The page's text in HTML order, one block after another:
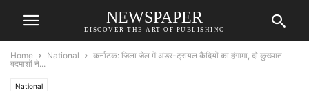
NEWSPAPER
DISCOVER THE ART OF PUBLISHING
Home National
कर्नाटक: जिला जेल में अंडर-ट्रायल कैदियों का हंगामा, दो कुख्यात
बदमाशों ने...
National